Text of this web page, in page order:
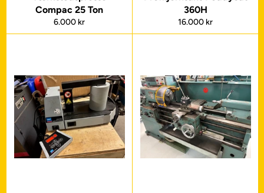
Compac 25 Ton
Normalpris
6.000 kr
360H
Normalpris
16.000 kr